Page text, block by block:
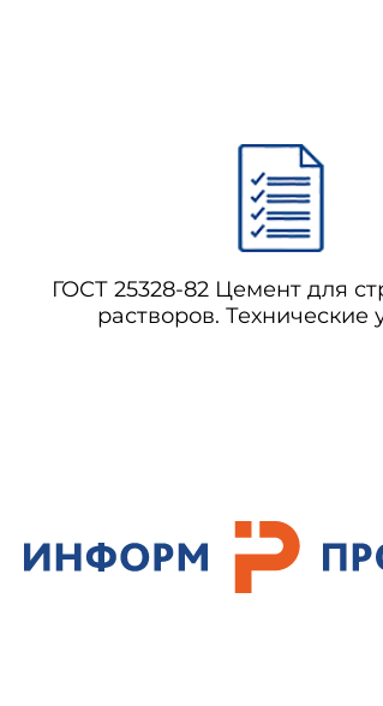
ГОСТ 25328-82 Цемент для
растворов. Технические